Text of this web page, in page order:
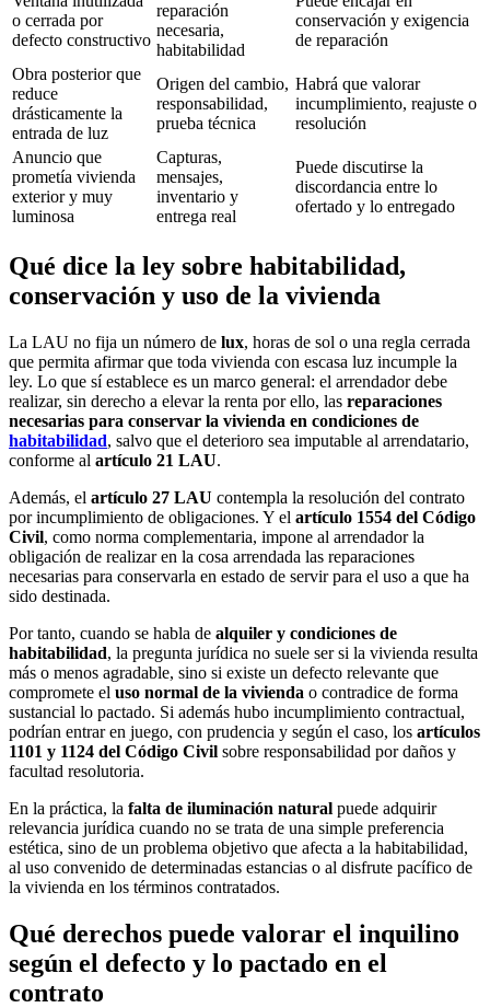
o cerrada por
defecto constructivo
reparación
necesaria,
habitabilidad
conservación y exigencia
de reparación
Obra posterior que
reduce
drásticamente la
entrada de luz
Origen del cambio,
responsabilidad,
prueba técnica
Habrá que valorar
incumplimiento, reajuste o
resolución
Anuncio que
prometía vivienda
exterior y muy
luminosa
Capturas,
mensajes,
inventario y
entrega real
Puede discutirse la
discordancia entre lo
ofertado y lo entregado
Qué dice la ley sobre habitabilidad,
conservación y uso de la vivienda
La LAU no fija un número de lux, horas de sol o una regla cerrada
que permita afirmar que toda vivienda con escasa luz incumple la
ley. Lo que sí establece es un marco general: el arrendador debe
realizar, sin derecho a elevar la renta por ello, las reparaciones
necesarias para conservar la vivienda en condiciones de
habitabilidad, salvo que el deterioro sea imputable al arrendatario,
conforme al artículo 21 LAU.
Además, el artículo 27 LAU contempla la resolución del contrato
por incumplimiento de obligaciones. Y el artículo 1554 del Código
Civil, como norma complementaria, impone al arrendador la
obligación de realizar en la cosa arrendada las reparaciones
necesarias para conservarla en estado de servir para el uso a que ha
sido destinada.
Por tanto, cuando se habla de alquiler y condiciones de
habitabilidad, la pregunta jurídica no suele ser si la vivienda resulta
más o menos agradable, sino si existe un defecto relevante que
compromete el uso normal de la vivienda o contradice de forma
sustancial lo pactado. Si además hubo incumplimiento contractual,
podrían entrar en juego, con prudencia y según el caso, los artículos
1101 y 1124 del Código Civil sobre responsabilidad por daños y
facultad resolutoria.
En la práctica, la falta de iluminación natural puede adquirir
relevancia jurídica cuando no se trata de una simple preferencia
estética, sino de un problema objetivo que afecta a la habitabilidad,
al uso convenido de determinadas estancias o al disfrute pacífico de
la vivienda en los términos contratados.
Qué derechos puede valorar el inquilino
según el defecto y lo pactado en el
contrato